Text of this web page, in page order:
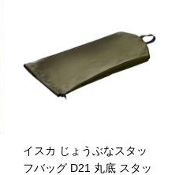
イスカ じょうぶなスタッ
フバッグ D21 丸底 スタッ